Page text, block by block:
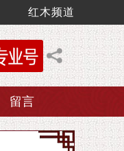
红木频道
留言